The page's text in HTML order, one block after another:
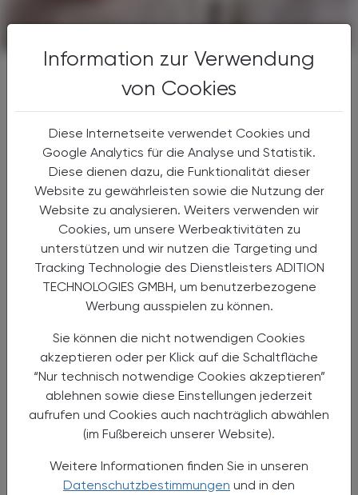
Information zur Verwendung
von Cookies
Diese Internetseite verwendet Cookies und
Google Analytics für die Analyse und Statistik.
Diese dienen dazu, die Funktionalität dieser
Website zu gewährleisten sowie die Nutzung der
Website zu analysieren. Weiters verwenden wir
Cookies, um unsere Werbeaktivitäten zu
unterstützen und wir nutzen die Targeting und
Tracking Technologie des Dienstleisters ADITION
TECHNOLOGIES GMBH, um benutzerbezogene
Werbung ausspielen zu können.
Sie können die nicht notwendigen Cookies
akzeptieren oder per Klick auf die Schaltfläche
“Nur technisch notwendige Cookies akzeptieren”
ablehnen sowie diese Einstellungen jederzeit
aufrufen und Cookies auch nachträglich abwählen
(im Fußbereich unserer Website).
Weitere Informationen finden Sie in unseren
Datenschutzbestimmungen und in den
© Shutterstock
Das Peptidhormon Amylin wird von den Beta-
Verbund mit Insulin an der Regulation des
Blutzuckerspiegels mit.
Amylin
Es wird aus Proamylin abgespalten und gehört aufgrund
der Sequenzhomologie zur Gruppe der Calcitonine. Wie
die Inkretine verzögert es die Magenpassage der Nahrung
und bewirkt im Gehirn ein Sättigungsgefühl.
Dementsprechend weist auch das Zentralnervensystem
eine besonders hohe Dichte an Amylinrezeptoren auf.
Interessant erscheint in diesem Zusammenhang eine
mögliche Anwendung von Amylinagonisten bei
Adipositas.